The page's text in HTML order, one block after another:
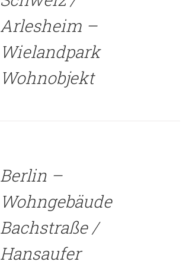
Arlesheim –
Wielandpark
Wohnobjekt
Berlin –
Wohngebäude
Bachstraße /
Hansaufer